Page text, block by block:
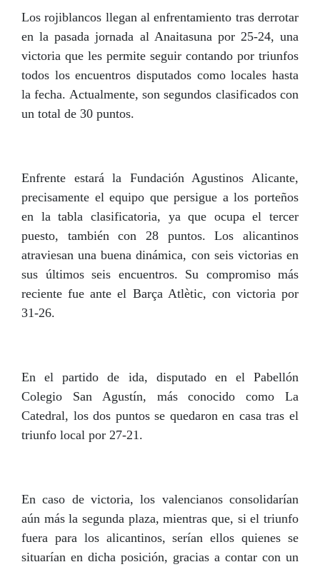
Los rojiblancos llegan al enfrentamiento tras derrotar
en la pasada jornada al Anaitasuna por 25-24, una
victoria que les permite seguir contando por triunfos
todos los encuentros disputados como locales hasta
la fecha. Actualmente, son segundos clasificados con
un total de 30 puntos.
Enfrente estará la Fundación Agustinos Alicante,
precisamente el equipo que persigue a los porteños
en la tabla clasificatoria, ya que ocupa el tercer
puesto, también con 28 puntos. Los alicantinos
atraviesan una buena dinámica, con seis victorias en
sus últimos seis encuentros. Su compromiso más
reciente fue ante el Barça Atlètic, con victoria por
31-26.
En el partido de ida, disputado en el Pabellón
Colegio San Agustín, más conocido como La
Catedral, los dos puntos se quedaron en casa tras el
triunfo local por 27-21.
En caso de victoria, los valencianos consolidarían
aún más la segunda plaza, mientras que, si el triunfo
fuera para los alicantinos, serían ellos quienes se
situarían en dicha posición, gracias a contar con un